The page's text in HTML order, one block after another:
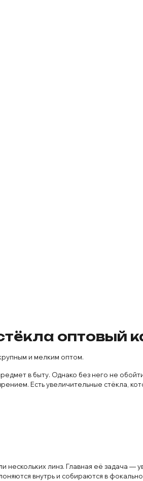
оптовый
и мелким оптом.
в быту. Однако без него не
Есть увеличительные стёкла,
нескольких линз. Главная её задача
внутрь и собираются в